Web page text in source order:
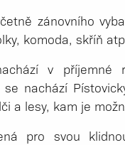
zánovního
komoda, skříň
v příjemné
nachází
a lesy, kam je
pro svou